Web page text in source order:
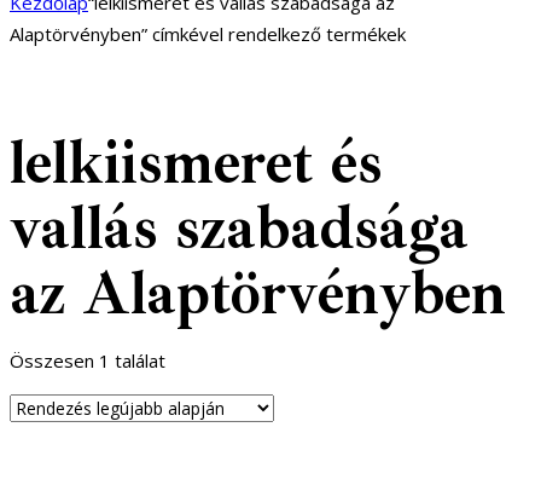
1
1
Alaptörvényben” címkével rendelkező termékek
lelkiismeret és
vallás szabadsága
az Alaptörvényben
Összesen 1 találat